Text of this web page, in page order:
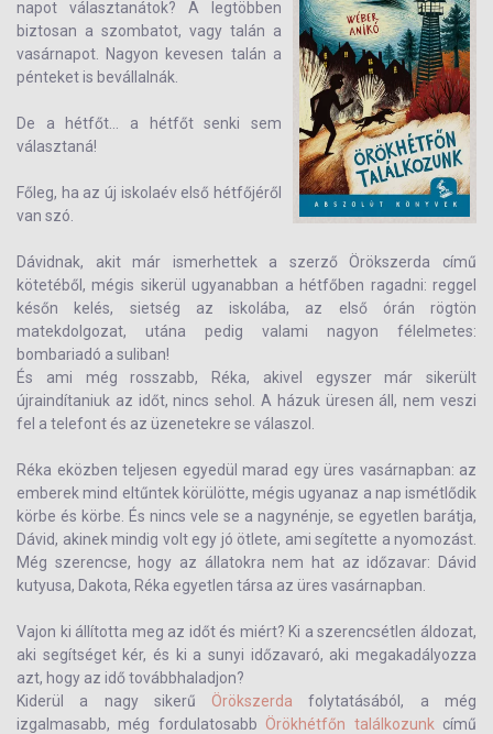
napot választanátok? A legtöbben
biztosan a szombatot, vagy talán a
vasárnapot. Nagyon kevesen talán a
pénteket is bevállalnák.
De a hétfőt... a hétfőt senki sem
választaná!
Főleg, ha az új iskolaév első hétfőjéről
van szó.
Dávidnak, akit már ismerhettek a szerző Örökszerda című
kötetéből, mégis sikerül ugyanabban a hétfőben ragadni: reggel
későn kelés, sietség az iskolába, az első órán rögtön
matekdolgozat, utána pedig valami nagyon félelmetes:
bombariadó a suliban!
És ami még rosszabb, Réka, akivel egyszer már sikerült
újraindítaniuk az időt, nincs sehol. A házuk üresen áll, nem veszi
fel a telefont és az üzenetekre se válaszol.
Réka eközben teljesen egyedül marad egy üres vasárnapban: az
emberek mind eltűntek körülötte, mégis ugyanaz a nap ismétlődik
körbe és körbe. És nincs vele se a nagynénje, se egyetlen barátja,
Dávid, akinek mindig volt egy jó ötlete, ami segítette a nyomozást.
Még szerencse, hogy az állatokra nem hat az időzavar: Dávid
kutyusa, Dakota, Réka egyetlen társa az üres vasárnapban.
Vajon ki állította meg az időt és miért? Ki a szerencsétlen áldozat,
aki segítséget kér, és ki a sunyi időzavaró, aki megakadályozza
azt, hogy az idő továbbhaladjon?
Kiderül a nagy sikerű Örökszerda folytatásából, a még
izgalmasabb, még fordulatosabb Örökhétfőn találkozunk című